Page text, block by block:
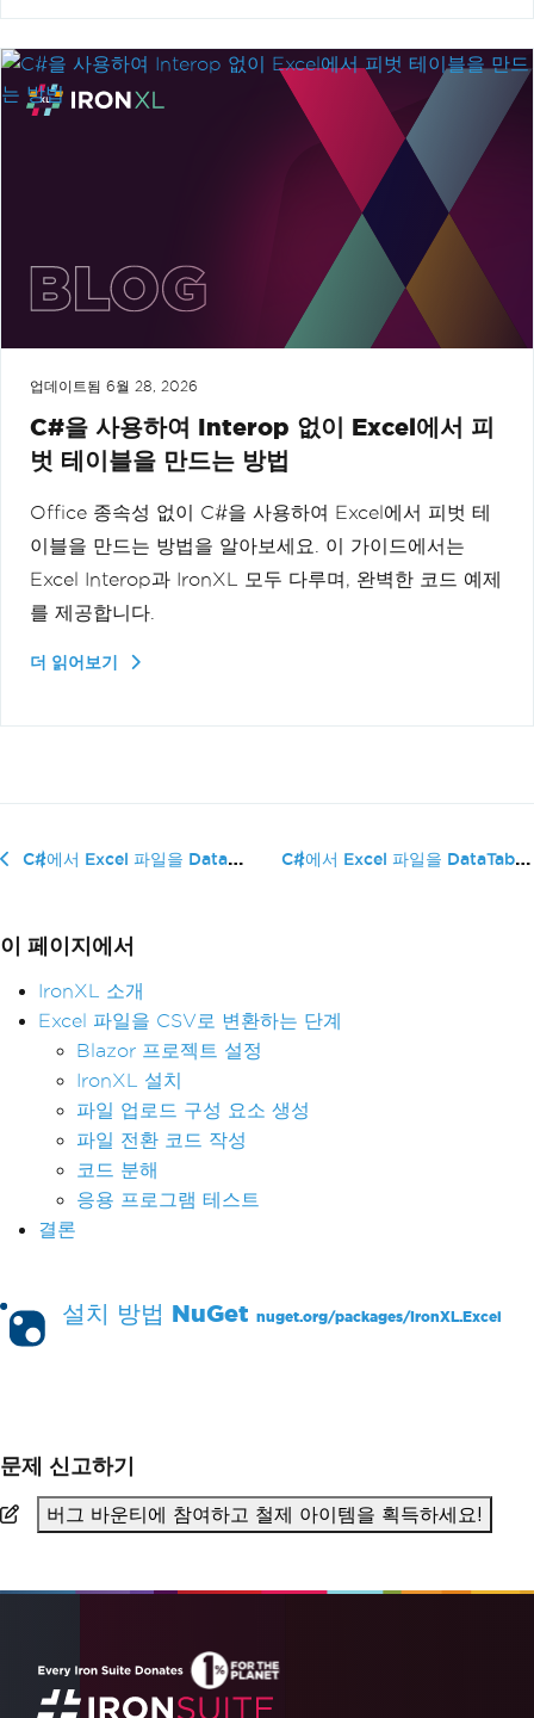
업데이트됨 6월 28, 2026
C#을 사용하여 Interop 없이 Excel에서 피
벗 테이블을 만드는 방법
Office 종속성 없이 C#을 사용하여 Excel에서 피벗 테
이블을 만드는 방법을 알아보세요. 이 가이드에서는
Excel Interop과 IronXL 모두 다루며, 완벽한 코드 예제
를 제공합니다.
더 읽어보기
C#에서 Excel 파일을 DataGridView로 변환하는 방법 C#에서 Excel 파일을 DataTable�...
이 페이지에서
IronXL 소개
Excel 파일을 CSV로 변환하는 단계
Blazor 프로젝트 설정
IronXL 설치
파일 업로드 구성 요소 생성
파일 전환 코드 작성
코드 분해
응용 프로그램 테스트
결론
설치 방법 NuGet nuget.org/packages/IronXL.Excel
문제 신고하기
버그 바운티에 참여하고 철제 아이템을 획득하세요!